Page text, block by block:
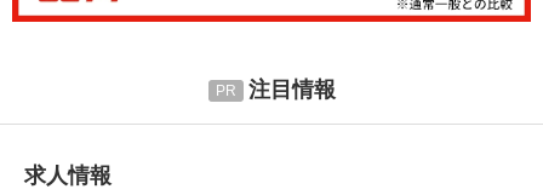
注目情報
求人情報